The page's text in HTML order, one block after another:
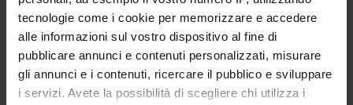
tecnologie come i cookie per memorizzare e accedere
alle informazioni sul vostro dispositivo al fine di
pubblicare annunci e contenuti personalizzati, misurare
gli annunci e i contenuti, ricercare il pubblico e sviluppare
i servizi. Avete la possibilità di scegliere chi utilizza i
PHD PROGRAMMES AND POSTGRADUATE
TRAINING
Contacts
People